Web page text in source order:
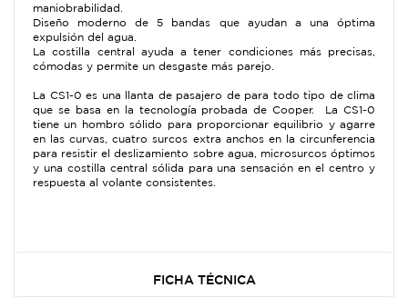
maniobrabilidad.
Diseño moderno de 5 bandas que ayudan a una óptima
expulsión del agua.
La costilla central ayuda a tener condiciones más precisas,
cómodas y permite un desgaste más parejo.
La CS1-0 es una llanta de pasajero de para todo tipo de clima
que se basa en la tecnología probada de Cooper. La CS1-0
tiene un hombro sólido para proporcionar equilibrio y agarre
en las curvas, cuatro surcos extra anchos en la circunferencia
para resistir el deslizamiento sobre agua, microsurcos óptimos
y una costilla central sólida para una sensación en el centro y
respuesta al volante consistentes.
FICHA TÉCNICA